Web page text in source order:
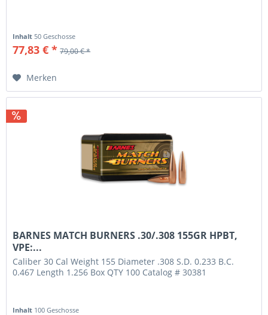
Inhalt50 Geschosse
77,83 € * 79,00 € *
Merken
BARNES MATCH BURNERS .30/.308 155GR HPBT,
VPE:...
Caliber 30 Cal Weight 155 Diameter .308 S.D. 0.233 B.C.
0.467 Length 1.256 Box QTY 100 Catalog # 30381
Inhalt 100 Geschosse